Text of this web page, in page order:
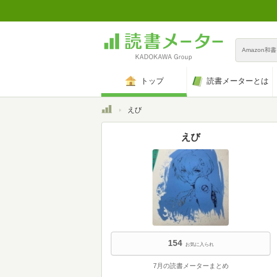
Amazon和書
トップ 読書メーターとは
トップえび
えび
154 お気に入られ
7月の読書メーターまとめ